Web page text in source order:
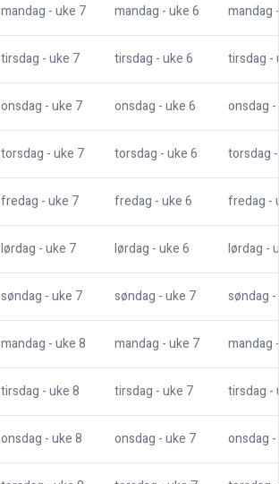
mandag - uke 7 mandag - uke6 mandag
tirsdag - uke 7 tirsdag - uke6 tirsdag -
onsdag - uke 7 onsdag - uke6 onsdag
torsdag - uke 7 torsdag - uke6 torsdag
fredag - uke 7 fredag - uke6 fredag -
lørdag - uke 7 lørdag - uke6 lørdag -
søndag - uke 7 søndag - uke 7 søndag
mandag - uke8 mandag - uke 7 mandag
tirsdag - uke8 tirsdag - uke 7 tirsdag -
onsdag - uke8 onsdag - uke 7 onsdag